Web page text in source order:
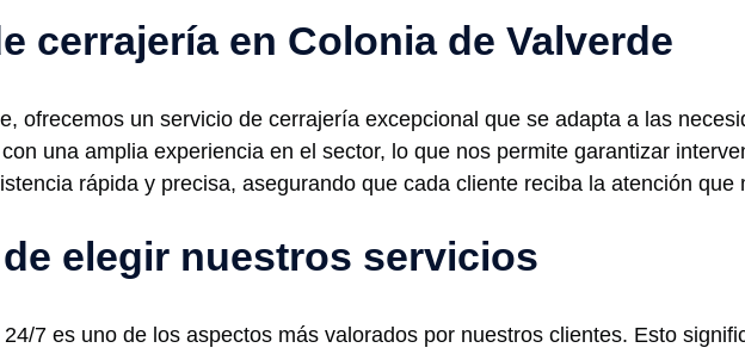
cerrajería en Colonia de Valverde
ofrecemos un servicio de cerrajería excepcional que se adapta a las
una amplia experiencia en el sector, lo que nos permite garantizar
rápida y precisa, asegurando que cada cliente reciba la atención
elegir nuestros servicios
7 es uno de los aspectos más valorados por nuestros clientes. Esto